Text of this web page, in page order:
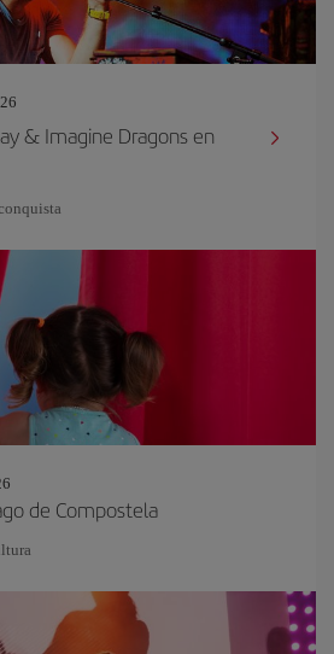
& Imagine Dragons en
de Compostela